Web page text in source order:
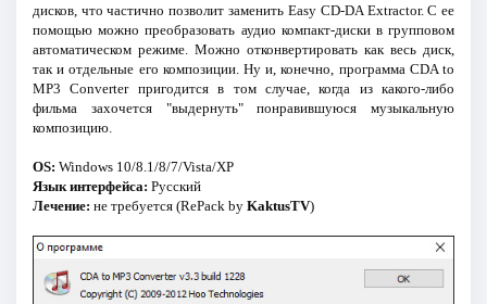
дисков, что частично позволит заменить Easy CD-DA Extractor. С ее
помощью можно преобразовать аудио компакт-диски в групповом
автоматическом режиме. Можно отконвертировать как весь диск,
так и отдельные его композиции. Ну и, конечно, программа CDA to
MP3 Converter пригодится в том случае, когда из какого-либо
фильма захочется "выдернуть" понравившуюся музыкальную
композицию.
OS: Windows 10/8.1/8/7/Vista/XP
Язык интерфейса: Русский
Лечение: не требуется (RePack by KaktusTV)